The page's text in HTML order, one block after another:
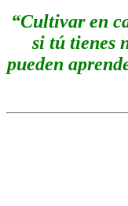
“Cultivar en
si tú tienes
pueden